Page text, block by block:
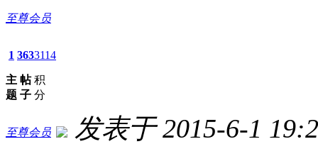
至尊会员
1
主
题
363
帖
子
3114
积
分
至尊会员 发表于 2015-6-1